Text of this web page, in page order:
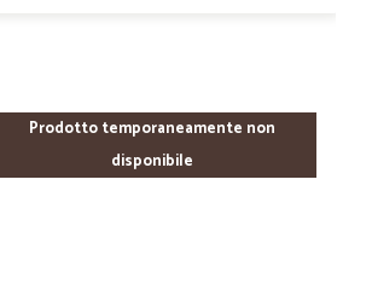
Prodotto temporaneamente non
disponibile